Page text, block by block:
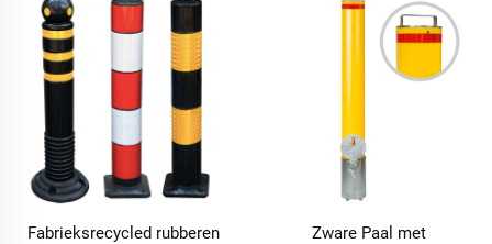
Verkeersbord
Fabrieksrecycled rubberen
Zware Paal met